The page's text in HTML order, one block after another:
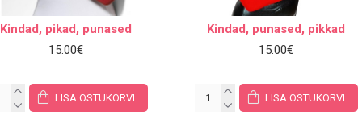
Kindad, pikad, punased
15.00€
LISA OSTUKORVI
Kindad, punased, pikkad
15.00€
LISA OSTUKORVI